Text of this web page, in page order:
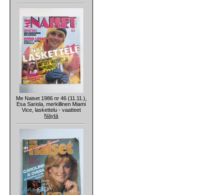
Me Naiset 1986 nr 46 (11.11.),
Esa Sariola, merkillinen Miami
Vice, laskettelu - vaatteet
Näytä